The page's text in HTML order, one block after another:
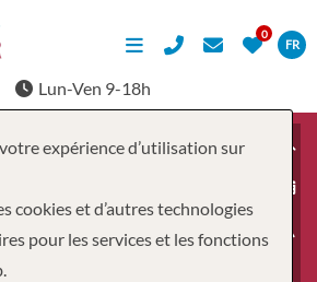
FR
Lun-Ven 9-18h
expérience d’utilisation sur
cookies et d’autres technologies
pour les services et les fonctions